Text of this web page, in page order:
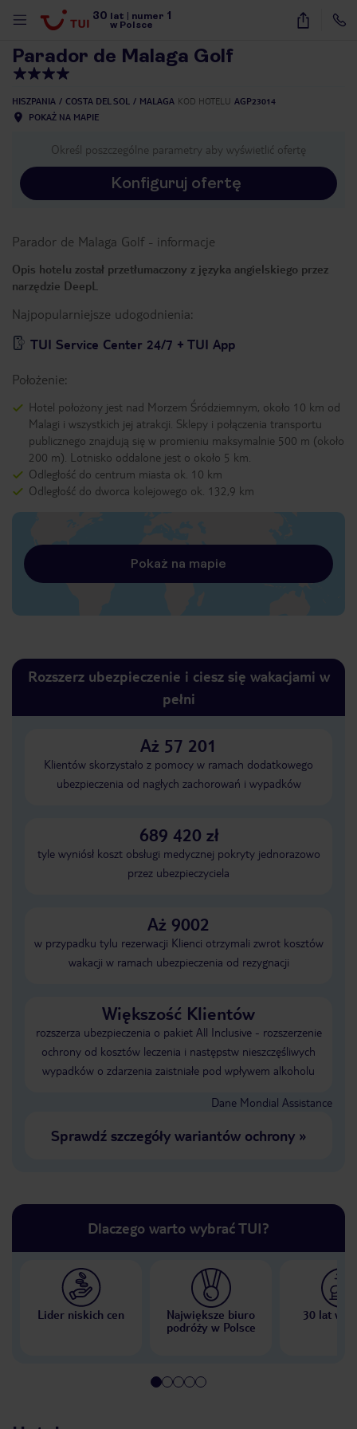
30 lat numer 1
w Polsce
27
Parador de Malaga Golf
HISZPANIA COSTA DEL SOL MALAGA KOD HOTELU AGP23014
POKAŻ NA MAPIE
Określ poszczególne parametry aby wyświetlić ofertę
Konfiguruj ofertę
Parador de Malaga Golf- informacje
Opis hotelu został przetłumaczony z języka angielskiego przez
narzędzie DeepL
Najpopularniejsze udogodnienia:
TUI Service Center 24/7 + TUI App
Położenie:
Hotel położony jest nad Morzem Śródziemnym, około 10 km od
Malagi i wszystkich jej atrakcji. Sklepy i połączenia transportu
publicznego znajdują się w promieniu maksymalnie 500 m (około
200 m). Lotnisko oddalone jest o około 5 km.
Odległość do centrum miasta ok. 10 km
Odległość do dworca kolejowego ok. 132,9 km
Pokaż na mapie
Rozszerz ubezpieczenie i ciesz się wakacjami w
pełni
Aż 57 201
Klientów skorzystało z pomocy w ramach dodatkowego
ubezpieczenia od nagłych zachorowań i wypadków
689 420 zł
tyle wyniósł koszt obsługi medycznej pokryty jednorazowo
przez ubezpieczyciela
Aż 9002
w przypadku tylu rezerwacji Klienci otrzymali zwrot kosztów
wakacji w ramach ubezpieczenia od rezygnacji
Większość Klientów
rozszerza ubezpieczenia o pakiet All Inclusive - rozszerzenie
ochrony od kosztów leczenia i następstw nieszczęśliwych
wypadków o zdarzenia zaistniałe pod wpływem alkoholu
Dane Mondial Assistance
Sprawdź szczegóły wariantów ochrony»
Dlaczego warto wybrać TUI?
Lider niskich cen
Największe biuro
podróży w Polsce
30 lat w